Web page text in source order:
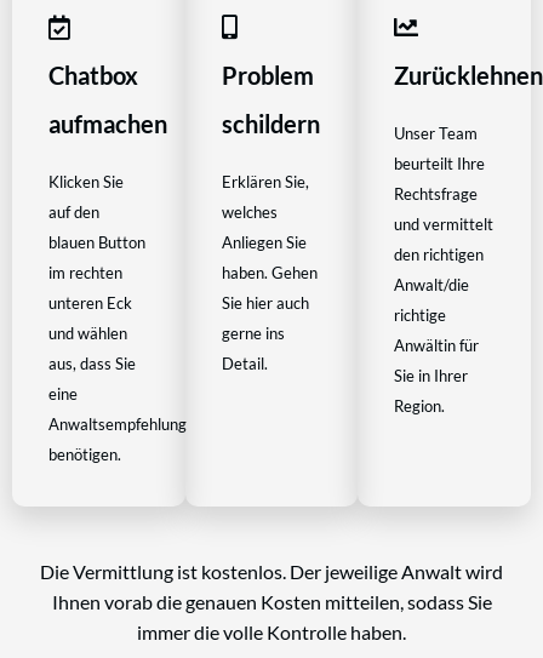
Chatbox
aufmachen
Klicken Sie
auf den
blauen Button
im rechten
unteren Eck
und wählen
aus, dass Sie
eine
Anwaltsempfehlung
benötigen.
Problem
schildern
Erklären Sie,
welches
Anliegen Sie
haben. Gehen
Sie hier auch
gerne ins
Detail.
Zurücklehnen
Unser Team
beurteilt Ihre
Rechtsfrage
und vermittelt
den richtigen
Anwalt/die
richtige
Anwältin für
Sie in Ihrer
Region.
Die Vermittlung ist kostenlos. Der jeweilige Anwalt wird
Ihnen vorab die genauen Kosten mitteilen, sodass Sie
immer die volle Kontrolle haben.